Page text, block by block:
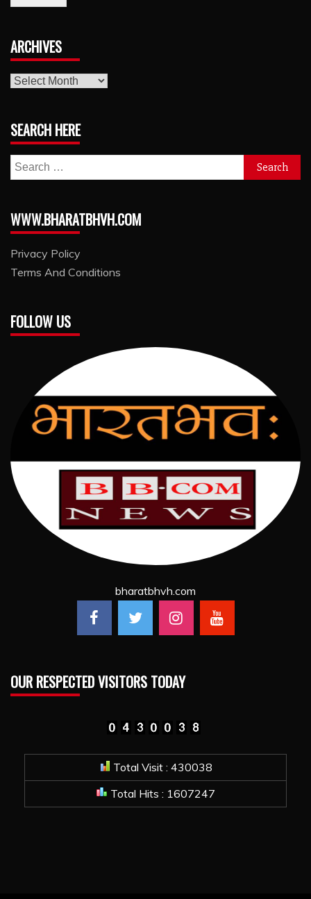
ARCHIVES
archives
SEARCH HERE
Search
for:
WWW.BHARATBHVH.COM
Privacy Policy
Terms And Conditions
FOLLOW US
bharatbhvh.com
OUR RESPECTED VISITORS TODAY
Total Visit : 430038
Total Hits : 1607247